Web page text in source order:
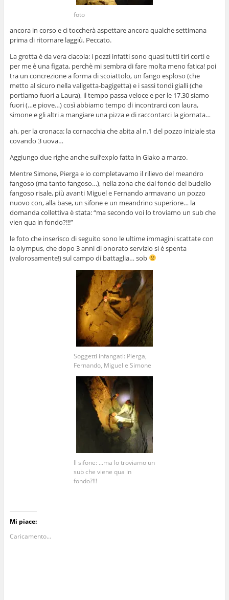
foto
ancora in corso e ci toccherà aspettare ancora qualche settimana
prima di ritornare laggiù. Peccato.
La grotta è da vera ciacola: i pozzi infatti sono quasi tutti tiri corti e
per me è una figata, perchè mi sembra di fare molta meno fatica! poi
tra un concrezione a forma di scoiattolo, un fango esploso (che
metto al sicuro nella valigetta-bagigetta) e i sassi tondi gialli (che
portiamo fuori a Laura), il tempo passa veloce e per le 17.30 siamo
fuori (…e piove…) così abbiamo tempo di incontrarci con laura,
simone e gli altri a mangiare una pizza e di raccontarci la giornata…
ah, per la cronaca: la cornacchia che abita al n.1 del pozzo iniziale sta
covando 3 uova…
Aggiungo due righe anche sull’explo fatta in Giako a marzo.
Mentre Simone, Pierga e io completavamo il rilievo del meandro
fangoso (ma tanto fangoso…), nella zona che dal fondo del budello
fangoso risale, più avanti Miguel e Fernando armavano un pozzo
nuovo con, alla base, un sifone e un meandrino superiore… la
domanda collettiva è stata: “ma secondo voi lo troviamo un sub che
vien qua in fondo?!!!”
le foto che inserisco di seguito sono le ultime immagini scattate con
la olympus, che dopo 3 anni di onorato servizio si è spenta
(valorosamente!) sul campo di battaglia… sob
Soggetti infangati: Pierga,
Fernando, Miguel e Simone
Il sifone: ...ma lo troviamo un
sub che viene qua in
fondo?!!!
Mi piace:
Caricamento...